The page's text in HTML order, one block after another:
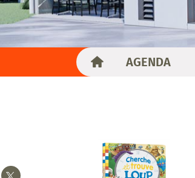
AGENDA
Partager